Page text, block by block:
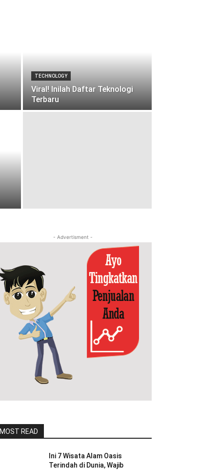
TECHNOLOGY
Viral! Inilah Daftar Teknologi
Terbaru
- Advertisment -
MOST READ
Ini 7 Wisata Alam Oasis
Terindah di Dunia, Wajib